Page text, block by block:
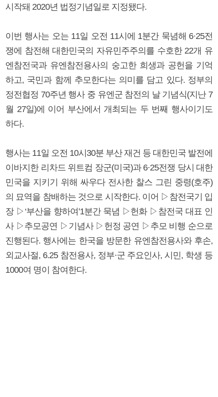
시작돼 2020년 법정기념일로 지정됐다.
이번 행사는 오는 11일 오전 11시에 1분간 묵념해 6·25전
쟁에 참전해 대한민국의 자유민주주의를 수호한 22개 유
엔참전국과 유엔참전용사의 숭고한 희생과 공헌을 기억
하고, 국민과 함께 추모한다는 의미를 담고 있다. 정부의
정전협정 70주년 행사 중 유엔군 참전의 날 기념식(지난 7
월 27일)에 이어 부산에서 개최되는 두 번째 행사이기도
하다.
행사는 11일 오전 10시30분 부산 재건 등 대한민국 발전에
이바지한 리차드 위트컴 장군(미국)과 6·25전쟁 당시 대한
민국을 지키기 위해 싸우다 전사한 찰스 그린 중령(호주)
의 묘역을 참배하는 것으로 시작한다. 이어 ▷참전국기 입
장 ▷‘부산을 향하여’1분간 묵념 ▷헌화 ▷참전국 대표 인
사 ▷추모공연 ▷기념사 ▷헌정 공연 ▷추모 비행 순으로
진행된다. 행사에는 한국을 방문한 유엔참전용사와 후손,
외교사절, 6.25 참전용사, 정부·군 주요인사, 시민, 학생 등
1000여 명이 참여한다.